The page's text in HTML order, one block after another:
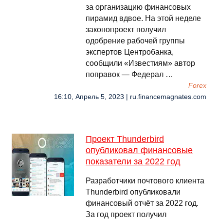
за организацию финансовых
пирамид вдвое. На этой неделе
законопроект получил
одобрение рабочей группы
экспертов Центробанка,
сообщили «Известиям» автор
поправок — Федерал …
Forex
16:10, Апрель 5, 2023 | ru.financemagnates.com
Проект Thunderbird
опубликовал финансовые
показатели за 2022 год
Разработчики почтового клиента
Thunderbird опубликовали
финансовый отчёт за 2022 год.
За год проект получил